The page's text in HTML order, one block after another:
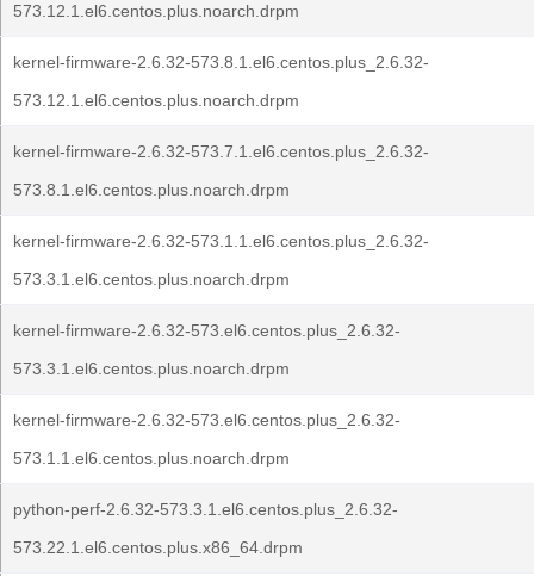
573.12.1.el6.centos.plus.noarch.drpm
kernel-firmware-2.6.32-573.8.1.el6.centos.plus_2.6.32-
573.12.1.el6.centos.plus.noarch.drpm
kernel-firmware-2.6.32-573.7.1.el6.centos.plus_2.6.32-
573.8.1.el6.centos.plus.noarch.drpm
kernel-firmware-2.6.32-573.1.1.el6.centos.plus_2.6.32-
573.3.1.el6.centos.plus.noarch.drpm
kernel-firmware-2.6.32-573.el6.centos.plus_2.6.32-
573.3.1.el6.centos.plus.noarch.drpm
kernel-firmware-2.6.32-573.el6.centos.plus_2.6.32-
573.1.1.el6.centos.plus.noarch.drpm
python-perf-2.6.32-573.3.1.el6.centos.plus_2.6.32-
573.22.1.el6.centos.plus.x86_64.drpm